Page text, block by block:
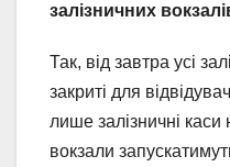
залізничних
Так, від завтра усі
закриті для
лише залізничні
вокзали